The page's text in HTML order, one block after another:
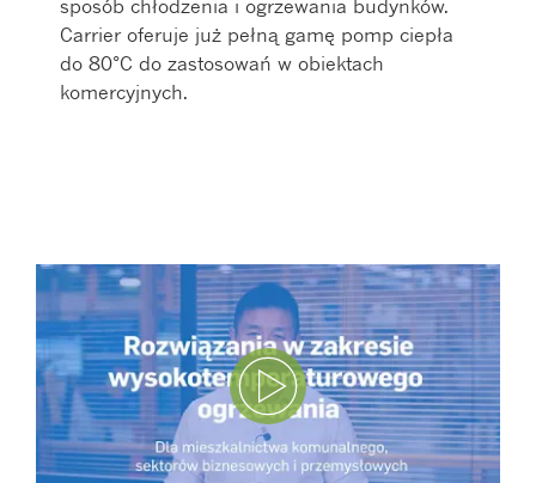
sposób chłodzenia i ogrzewania budynków.
Carrier oferuje już pełną gamę pomp ciepła
do 80°C do zastosowań w obiektach
komercyjnych.
Odtwórz film